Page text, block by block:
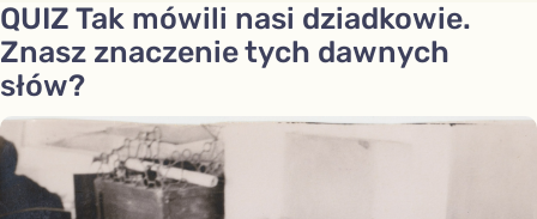
QUIZ Tak mówili nasi dziadkowie.
Znasz znaczenie tych dawnych
słów?